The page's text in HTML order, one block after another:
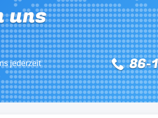
uns
jederzeit
86-